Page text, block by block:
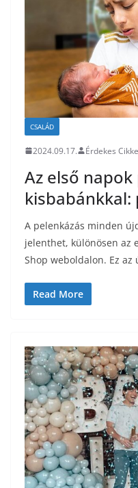
CSALÁD
2024.09.17. Érdekes
Az első
kisbabánkkal:
A pelenkázás minden
jelenthet, különösen az
Shop weboldalon. Ez
Read More